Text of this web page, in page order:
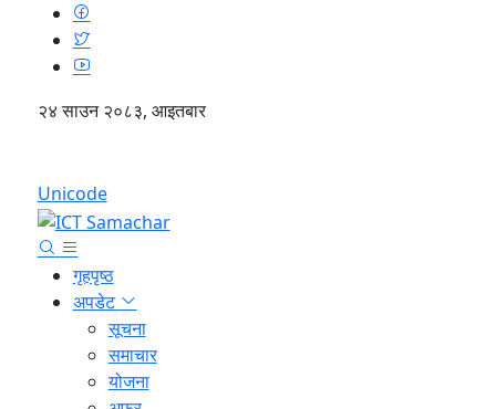
२४ साउन २०८३, आइतबार
Unicode
गृहपृष्ठ
अपडेट
सूचना
समाचार
योजना